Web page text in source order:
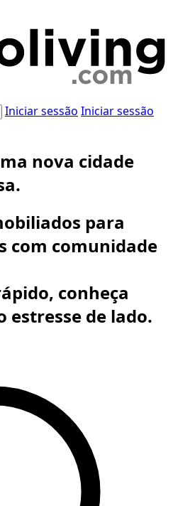
Iniciar sessão Iniciar sessão
nova cidade
para
com comunidade
conheça
estresse de lado.